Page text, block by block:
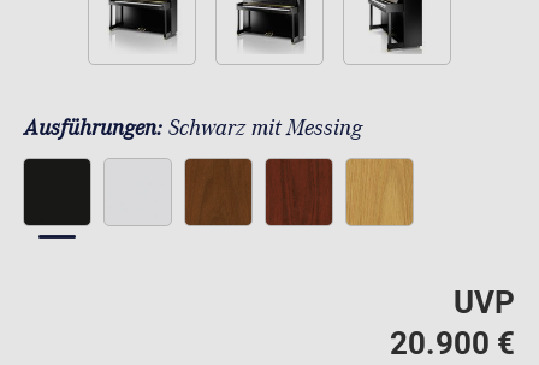
Ausführungen: Schwarz mit Messing
UVP
20.900 €